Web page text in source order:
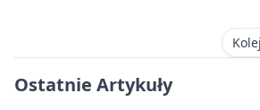
Ostatnie Artykuły